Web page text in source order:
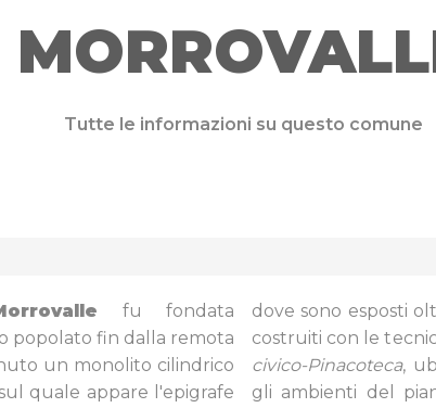
Tutte le informazioni su questo comune
fu fondata
popolato fin dalla remota
un monolito cilindrico
quale appare l'epigrafe
dove sono esposti
costruiti con le
civico-Pinacoteca,
gli ambienti del